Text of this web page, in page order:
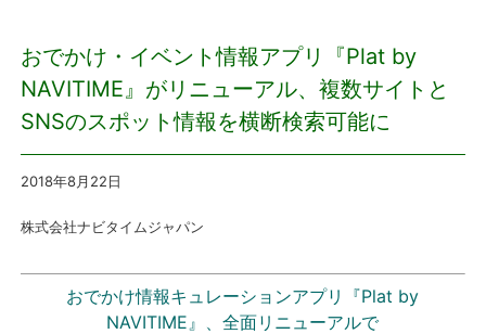
プレスリリース
個人向けサービス
おでかけ・イベント情報アプリ『Plat by
NAVITIME』がリニューアル、複数サイトと
SNSのスポット情報を横断検索可能に
2018年8月22日
株式会社ナビタイムジャパン
おでかけ情報キュレーションアプリ『Plat by
NAVITIME』、全面リニューアルで